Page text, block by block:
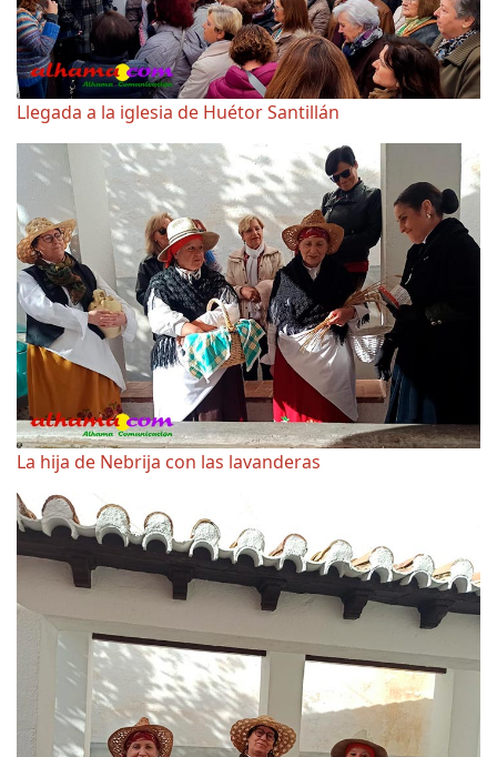
Llegada a la iglesia de Huétor Santillán
La hija de Nebrija con las lavanderas